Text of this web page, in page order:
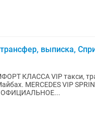
выписка,
КЛАССА VIP такси,
MERCEDES VIP